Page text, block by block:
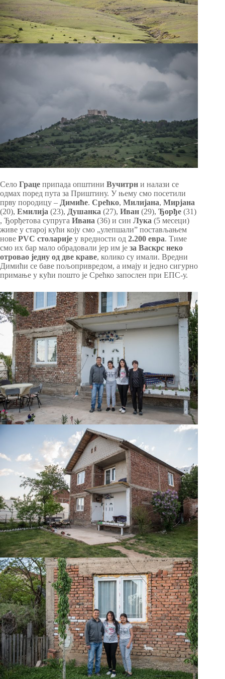
Село Граце припада општини Вучитрн и налази се
одмах поред пута за Приштину. У њему смо посетили
прву породицу – Димиће. Срећко, Милијана, Мирјана
(20), Емилија (23), Душанка (27), Иван (29), Ђорђе (31)
, Ђорђетова супруга Ивана (36) и син Лука (5 месеци)
живе у старој кући коју смо „улепшали” постављањем
нове PVC столарије у вредности од 2.200 евра. Тиме
смо их бар мало обрадовали јер им је за Васкрс неко
отровао једну од две краве, колико су имали. Вредни
Димићи се баве пољопривредом, а имају и једно сигурно
примање у кући пошто је Срећко запослен при ЕПС-у.